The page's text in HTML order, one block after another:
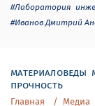
#Лаборатория
#Иванов Дмитрий
материаловеды
прочность
Главная Медиа